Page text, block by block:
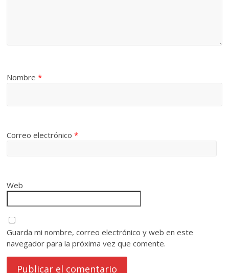
Nombre*
Correo electrónico*
Web
Guarda mi nombre, correo electrónico y web en este
navegador para la próxima vez que comente.